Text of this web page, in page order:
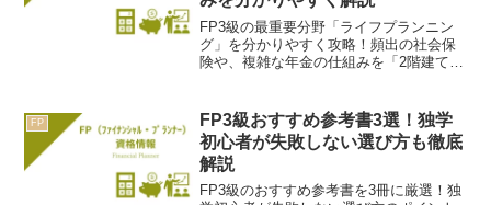
FP3級の最重要分野「ライフプランニン
グ」を分かりやすく攻略！頻出の社会保
険や、複雑な年金の仕組みを「2階建ての
FP
FP3級おすすめ参考書3選！独学
初心者が失敗しない選び方も徹底
解説
FP3級のおすすめ参考書を3冊に厳選！独